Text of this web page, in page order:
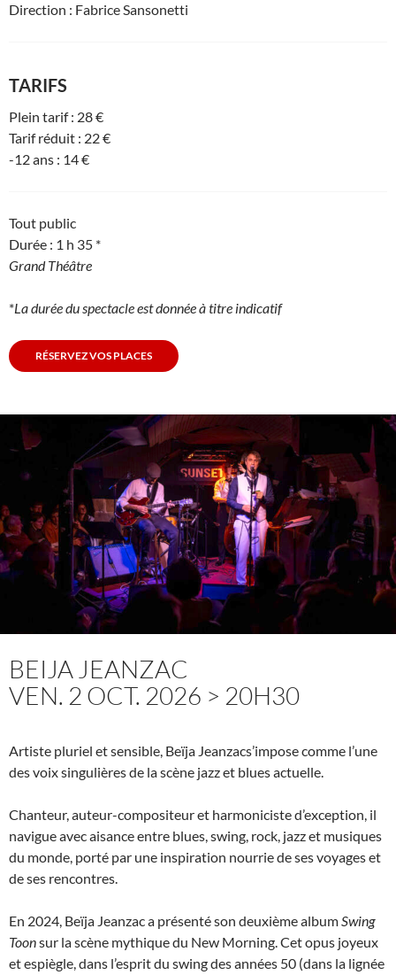
Direction : Fabrice Sansonetti
TARIFS
Plein tarif : 28 €
Tarif réduit : 22 €
-12 ans : 14 €
Tout public
Durée : 1 h 35 *
Grand Théâtre
*La durée du spectacle est donnée à titre indicatif
RÉSERVEZ VOS PLACES
BEIJA JEANZAC
VEN. 2 OCT. 2026 > 20H30
Artiste pluriel et sensible, Beïja Jeanzacs’impose comme l’une
des voix singulières de la scène jazz et blues actuelle.
Chanteur, auteur-compositeur et harmoniciste d’exception, il
navigue avec aisance entre blues, swing, rock, jazz et musiques
du monde, porté par une inspiration nourrie de ses voyages et
de ses rencontres.
En 2024, Beïja Jeanzac a présenté son deuxième albumSwing
Toonsur la scène mythique du New Morning. Cet opus joyeux
et espiègle, dans l’esprit du swing des années 50 (dans la lignée